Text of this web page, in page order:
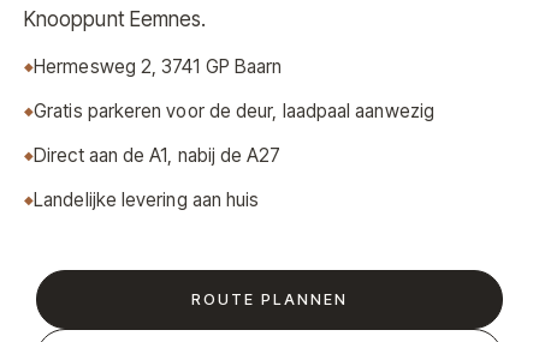
Knooppunt Eemnes.
Hermesweg 2, 3741 GP Baarn
Gratis parkeren voor de deur, laadpaal aanwezig
Direct aan de A1, nabij de A27
Landelijke levering aan huis
ROUTE PLANNEN